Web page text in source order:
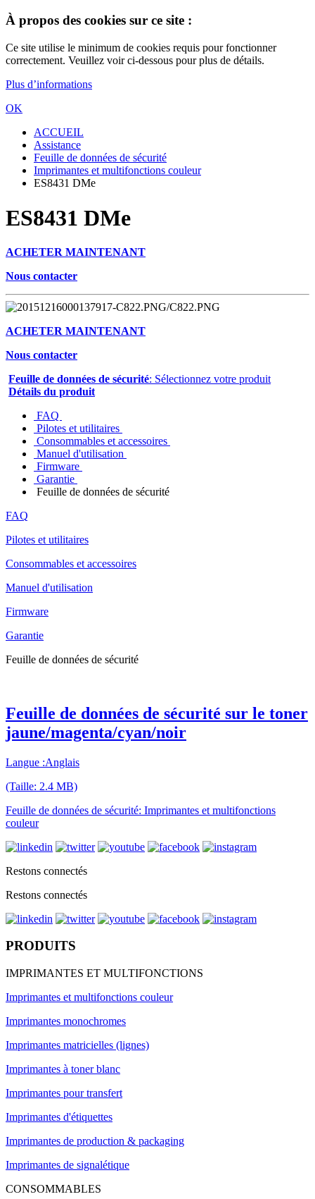
À propos des cookies sur ce site :
Ce site utilise le minimum de cookies requis pour fonctionner
correctement. Veuillez voir ci-dessous pour plus de détails.
Plus d’informations
OK
ACCUEIL
Assistance
Feuille de données de sécurité
Imprimantes et multifonctions couleur
ES8431 DMe
ES8431 DMe
ACHETER MAINTENANT
Nous contacter
ACHETER MAINTENANT
Nous contacter
Feuille de données de sécurité: Sélectionnez votre produit
Détails du produit
FAQ
Pilotes et utilitaires
Consommables et accessoires
Manuel d'utilisation
Firmware
Garantie
Feuille de données de sécurité
FAQ
Pilotes et utilitaires
Consommables et accessoires
Manuel d'utilisation
Firmware
Garantie
Feuille de données de sécurité
Feuille de données de sécurité sur le toner
jaune/magenta/cyan/noir
Langue :Anglais
(Taille: 2.4 MB)
Feuille de données de sécurité: Imprimantes et multifonctions
couleur
Restons connectés
Restons connectés
PRODUITS
IMPRIMANTES ET MULTIFONCTIONS
Imprimantes et multifonctions couleur
Imprimantes monochromes
Imprimantes matricielles (lignes)
Imprimantes à toner blanc
Imprimantes pour transfert
Imprimantes d'étiquettes
Imprimantes de production & packaging
Imprimantes de signalétique
CONSOMMABLES